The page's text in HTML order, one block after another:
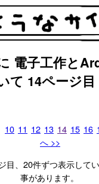
電子工作と
て 14ページ目
10 11 12 13 14 15 16
へ >>
目、20件ずつ表示して
事があります。